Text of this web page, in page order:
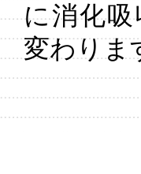
に消化
変わりま